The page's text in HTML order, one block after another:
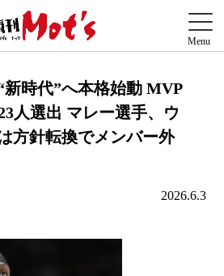
新時代”へ本格始動 MVP
人選出 マレー選手、ウ
方針転換でメンバー外
2026.6.3